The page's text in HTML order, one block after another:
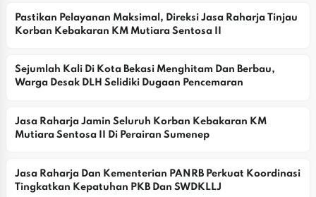
Pastikan Pelayanan Maksimal, Direksi Jasa Raharja Tinjau
Korban Kebakaran KM Mutiara Sentosa II
Sejumlah Kali Di Kota Bekasi Menghitam Dan Berbau,
Warga Desak DLH Selidiki Dugaan Pencemaran
Jasa Raharja Jamin Seluruh Korban Kebakaran KM
Mutiara Sentosa II Di Perairan Sumenep
Jasa Raharja Dan Kementerian PANRB Perkuat Koordinasi
Tingkatkan Kepatuhan PKB Dan SWDKLLJ